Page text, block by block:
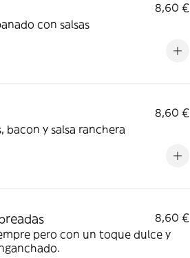
8,60 €
con salsas
8,60 €
bacon y salsa ranchera
8,60 €
pero con un toque dulce y